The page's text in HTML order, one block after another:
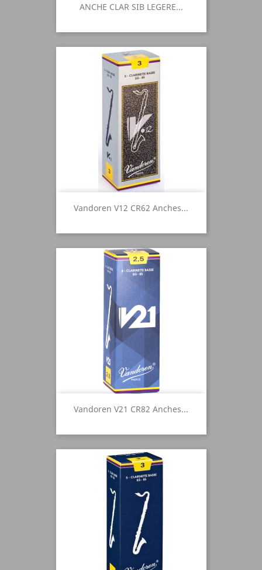
ANCHE CLAR SIB LEGERE...
Vandoren V12 CR62 Anches...
Vandoren V21 CR82 Anches...